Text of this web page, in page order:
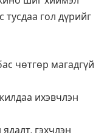
тусдаа гол дүрийг
чөтгөр магадгүй
ихэвчлэн
гэхчлэн